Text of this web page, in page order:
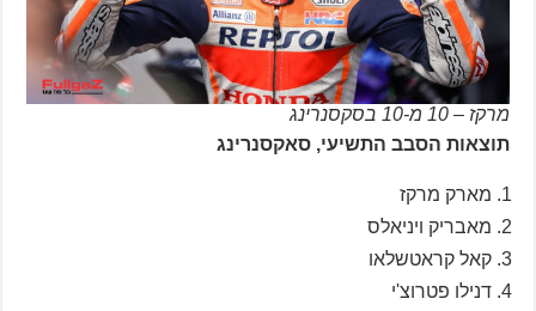
מרקז – 10 מ-10 בסקסנרינג
תוצאות הסבב התשיעי, סאקסנרינג
מארק מרקז
מאבריק ויניאלס
קאל קראטשלאו
דנילו פטרוצ'י